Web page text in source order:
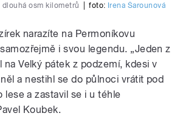
dlouhá osm kilometrů foto: Irena Šarounová
narazíte na Permoníkovu
i svou legendu. „Jeden z
Velký pátek z podzemí, kdesi v
a nestihl se do půlnoci vrátit pod
lese a zastavil se i u téhle
Koubek.